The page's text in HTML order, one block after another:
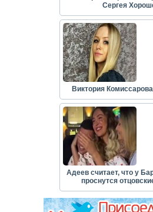
Сергея
Виктория
Адеев считает, что у
проснутся